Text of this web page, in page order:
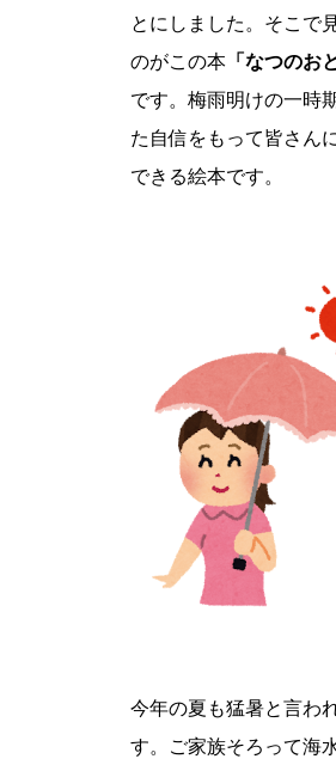
とにしました。そこで
のがこの本 「なつのお
です。梅雨明けの一時
た自信をもって皆さん
できる絵本です。
今年の夏も猛暑と言わ
す。ご家族そろって海